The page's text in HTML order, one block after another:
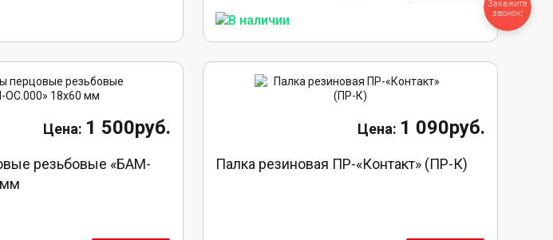
1 500руб.
резьбовые «БАМ-
мм
1 090руб.
Палка резиновая ПР-«Контакт» (ПР-К)
Закажите
звонок!